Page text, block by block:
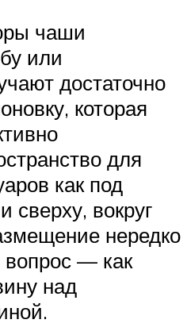
чаши
или
достаточно
которая
для
как под
сверху, вокруг
нередко
вопрос — как
над